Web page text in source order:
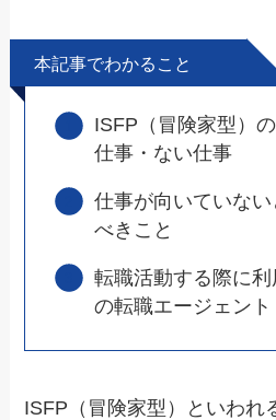
本記事でわかること
ISFP（冒険家型）
仕事・ない仕事
仕事が向いていな
べきこと
転職活動する際に
の転職エージェント
ISFP（冒険家型）といわれ